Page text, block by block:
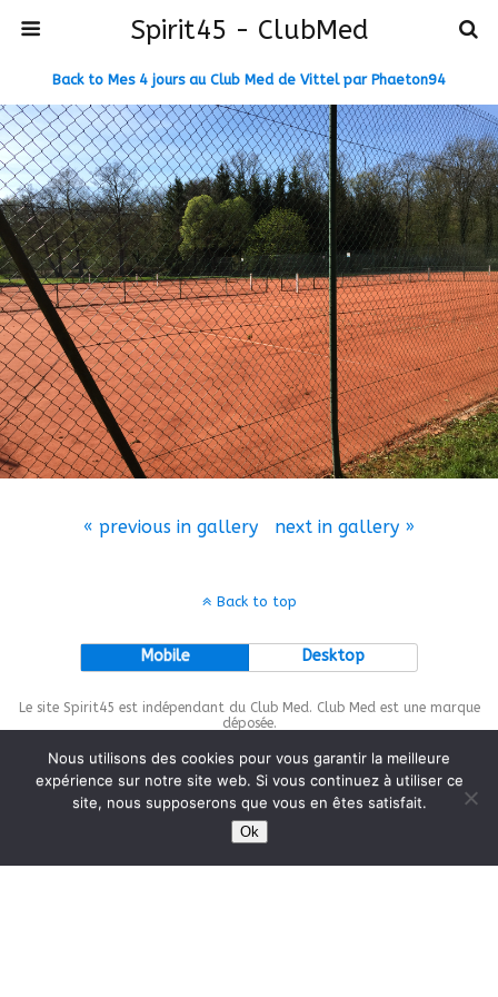
Spirit45 - ClubMed
Back to Mes 4 jours au Club Med de Vittel par Phaeton94
« previous in gallery next in gallery »
Back to top
Mobile Desktop
Le site Spirit45 est indépendant du Club Med. Club Med est une marque
déposée.
This site is protected bywp-copyrightpro.com
Nous utilisons des cookies pour vous garantir la meilleure
expérience sur notre site web. Si vous continuez à utiliser ce
site, nous supposerons que vous en êtes satisfait.
Ok